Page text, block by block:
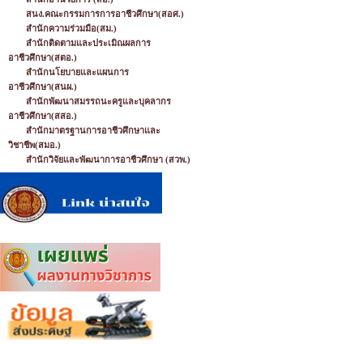
สนง.คณะกรรมการการอาชีวศึกษา(สอศ.)
สำนักความร่วมมือ(สม.)
สำนักติดตามและประเมิณผลการ
อาชีวศึกษา(สตอ.)
สำนักนโยบายและแผนการ
อาชีวศึกษา(สนผ.)
สำนักพัฒนาสมรรถนะครูและบุคลากร
อาชีวศึกษา(สสอ.)
สำนักมาตรฐานการอาชีวศึกษาและ
วิชาชีพ(สมอ.)
สำนักวิจัยและพัฒนาการอาชีวศึกษา (สวพ.)